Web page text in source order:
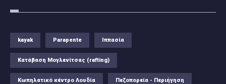
kayak Parapente Ιππασία
Κατάβαση Μογλενίτσας (rafting)
Κωπηλατικό κέντρο Λουδία Πεζοπορεία - Περιήγηση